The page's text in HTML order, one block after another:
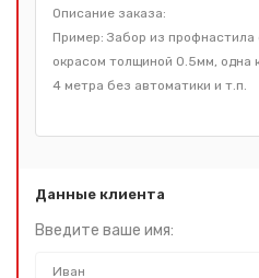
Данные клиента
Введите ваше имя: